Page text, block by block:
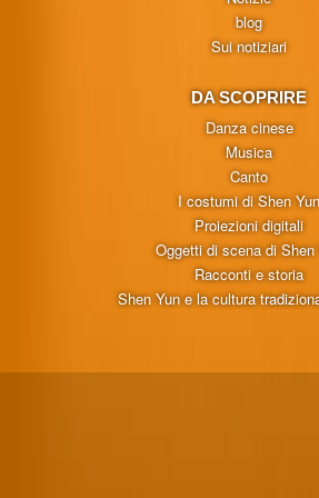
blog
Sui notiziari
DA SCOPRIRE
Danza cinese
Musica
Canto
I costumi di Shen Yun
Proiezioni digitali
Oggetti di scena di Shen
Racconti e storia
Shen Yun e la cultura